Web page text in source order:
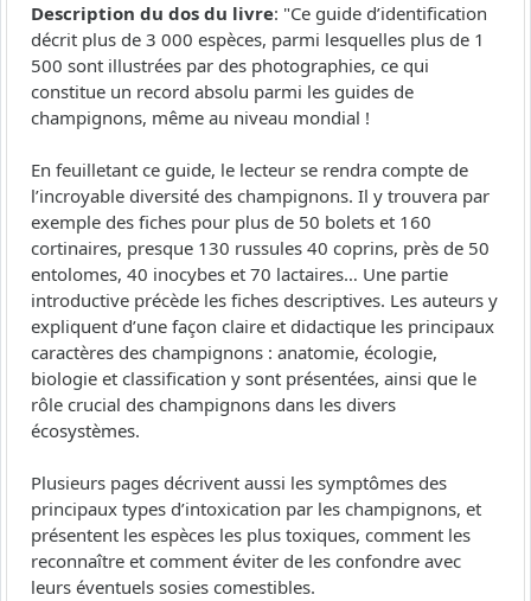
Description du dos du livre: "Ce guide d’identification
décrit plus de 3 000 espèces, parmi lesquelles plus de 1
500 sont illustrées par des photographies, ce qui
constitue un record absolu parmi les guides de
champignons, même au niveau mondial !
En feuilletant ce guide, le lecteur se rendra compte de
l’incroyable diversité des champignons. Il y trouvera par
exemple des fiches pour plus de 50 bolets et 160
cortinaires, presque 130 russules 40 coprins, près de 50
entolomes, 40 inocybes et 70 lactaires… Une partie
introductive précède les fiches descriptives. Les auteurs y
expliquent d’une façon claire et didactique les principaux
caractères des champignons : anatomie, écologie,
biologie et classification y sont présentées, ainsi que le
rôle crucial des champignons dans les divers
écosystèmes.
Plusieurs pages décrivent aussi les symptômes des
principaux types d’intoxication par les champignons, et
présentent les espèces les plus toxiques, comment les
reconnaître et comment éviter de les confondre avec
leurs éventuels sosies comestibles.